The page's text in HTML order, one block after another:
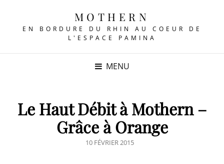
MOTHERN
EN BORDURE DU RHIN AU COEUR DE
L'ESPACE PAMINA
MENU
Le Haut Débit à Mothern –
Grâce à Orange
POSTED
10 FÉVRIER 2015